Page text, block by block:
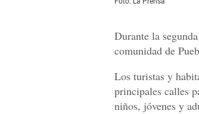
Durante la
comunidad de
Los turistas y
principales calles
niños, jóvenes y